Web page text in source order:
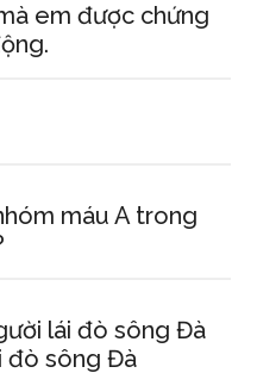
em được chứng
máu A trong
lái đò sông Đà
đò sông Đà